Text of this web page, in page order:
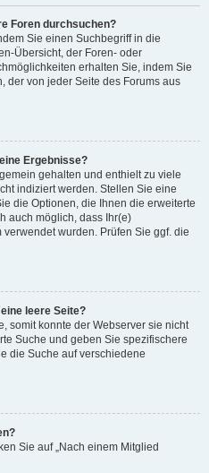
Foren durchsuchen?
Sie einen Suchbegriff in die
Übersicht, der Foren- oder
erhalten Sie, indem Sie
der von jeder Seite des Forums aus
Ergebnisse?
gehalten und enthielt zu viele
indiziert werden. Stellen Sie eine
die Optionen, die Ihnen die erweiterte
auch möglich, dass Ihr(e)
wurden. Prüfen Sie ggf. die
leere Seite?
somit konnte der Webserver sie nicht
Suche und geben Sie spezifischere
die Suche auf verschiedene
Sie auf „Nach einem Mitglied